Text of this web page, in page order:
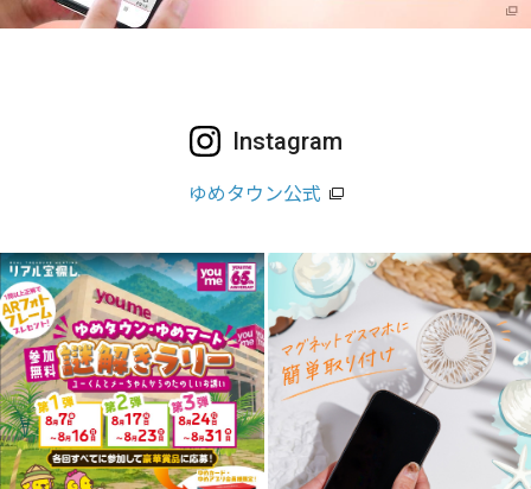
Instagram
ゆめタウン公式